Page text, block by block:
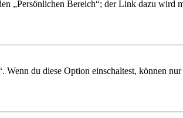
„Persönlichen Bereich“; der Link dazu wird
du diese Option einschaltest, können